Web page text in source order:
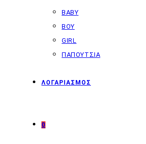
BABY
BOY
GIRL
ΠΑΠΟΥΤΣΙΑ
ΛΟΓΑΡΙΑΣΜΟΣ
0